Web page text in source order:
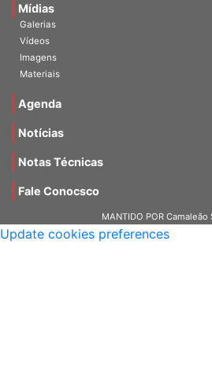
Mídias
Galerias
Vídeos
Imagens
Materiais
Agenda
Notícias
Notas Técnicas
Fale Conocsco
MANTIDO POR Camaleão
Update cookies preferences